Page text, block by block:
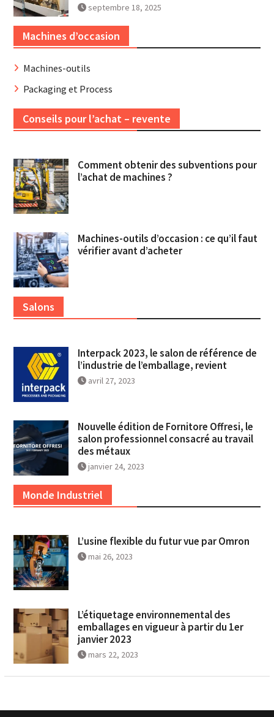
septembre 18, 2025
Machines d’occasion
Machines-outils
Packaging et Process
Conseils pour l’achat – revente
Comment obtenir des subventions pour
l’achat de machines ?
Machines-outils d’occasion : ce qu’il faut
vérifier avant d’acheter
Salons
Interpack 2023, le salon de référence de
l’industrie de l’emballage, revient
avril 27, 2023
Nouvelle édition de Fornitore Offresi, le
salon professionnel consacré au travail
des métaux
janvier 24, 2023
Monde Industriel
L’usine flexible du futur vue par Omron
mai 26, 2023
L’étiquetage environnemental des
emballages en vigueur à partir du 1er
janvier 2023
mars 22, 2023